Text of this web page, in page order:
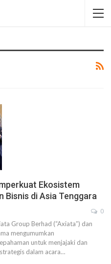
Ekosistem
Bisnis di Asia Tenggara
0
Group Berhad (“Axiata”) dan
mengumumkan
untuk menjajaki dan
dalam acara…